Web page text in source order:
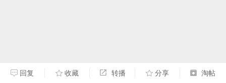
回复 收藏 转播 分享 淘帖